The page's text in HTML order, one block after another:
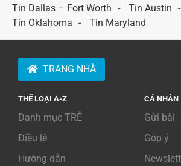
Tin Dallas – Fort Worth
Tin Austin
Tin Oklahoma
Tin Maryland
TRANG NHÀ
THỂ LOẠI A-Z
Danh mục TRẺ
Điều lệ
Hướng dẫn
CÁ NHÂN
Gửi bài
Góp ý